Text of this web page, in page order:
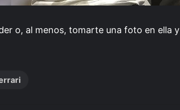
o, al menos, tomarte una foto en ella y